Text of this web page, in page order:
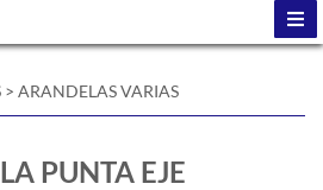
> ARANDELAS VARIAS
PUNTA EJE